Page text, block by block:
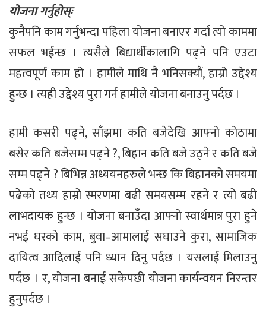
योजना गर्नुहोस्ः
कुनैपनि काम गर्नुभन्दा पहिला योजना बनाएर गर्दा त्यो काममा
सफल भईन्छ । त्यसैले बिद्यार्थीकालागि पढ्ने पनि एउटा
महत्वपूर्ण काम हो । हामीले माथि नै भनिसक्यौं, हाम्रो उद्देश्य
हुन्छ । त्यही उद्देश्य पुरा गर्न हामीले योजना बनाउनु पर्दछ ।
हामी कसरी पढ्ने, साँझमा कति बजेदेखि आफ्नो कोठामा
बसेर कति बजेसम्म पढ्ने ?, बिहान कति बजे उठ्ने र कति बजे
सम्म पढ्ने ? बिभिन्न अध्ययनहरुले भन्छ कि बिहानको समयमा
पढेको तथ्य हाम्रो स्मरणमा बढी समयसम्म रहने र त्यो बढी
लाभदायक हुन्छ । योजना बनाउँदा आफ्नो स्वार्थमात्र पुरा हुने
नभई घरको काम, बुवा–आमालाई सघाउने कुरा, सामाजिक
दायित्व आदिलाई पनि ध्यान दिनु पर्दछ । यसलाई मिलाउनु
पर्दछ । र, योजना बनाई सकेपछी योजना कार्यन्वयन निरन्तर
हुनुपर्दछ ।